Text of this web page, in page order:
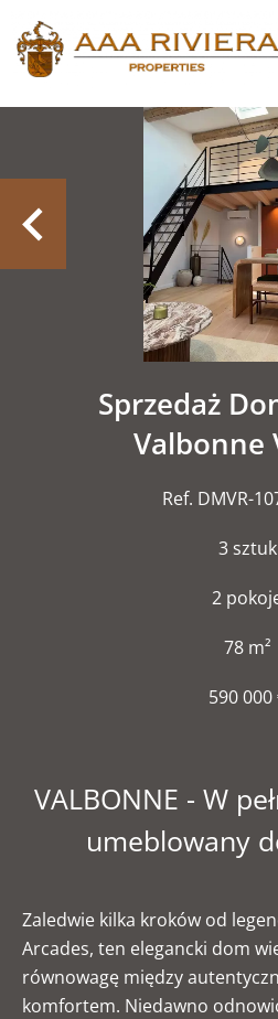
Sprzedaż
Valbonne
Ref. DMVR-
3 sztuk
2
78 m²
590 000
VALBONNE - W
umeblowany
Zaledwie kilka kroków od
Arcades, ten elegancki dom
równowagę między
komfortem. Niedawno